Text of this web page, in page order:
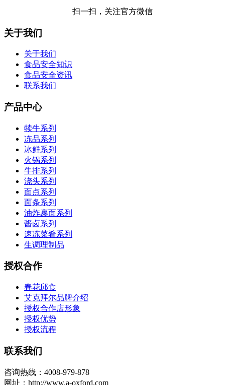
扫一扫，关注官方微信
关于我们
关于我们
食品安全知识
食品安全资讯
联系我们
产品中心
犊牛系列
冻品系列
冰鲜系列
火锅系列
牛排系列
浇头系列
面点系列
面条系列
油炸裹面系列
酱卤系列
速冻菜肴系列
生调理制品
授权合作
春花邱食
艾克拜尔品牌介绍
授权合作店形象
授权优势
授权流程
联系我们
咨询热线：4008-979-878
网址：http://www.a-oxford.com